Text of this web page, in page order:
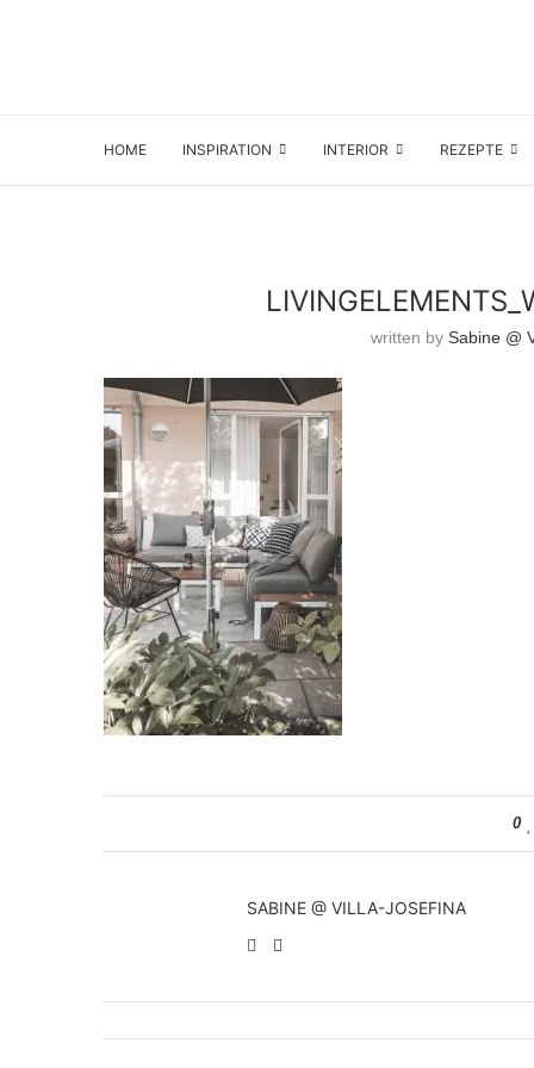
HOME INSPIRATION INTERIOR REZEPTE
written by Sabine @
0
SABINE @ VILLA-JOSEFINA